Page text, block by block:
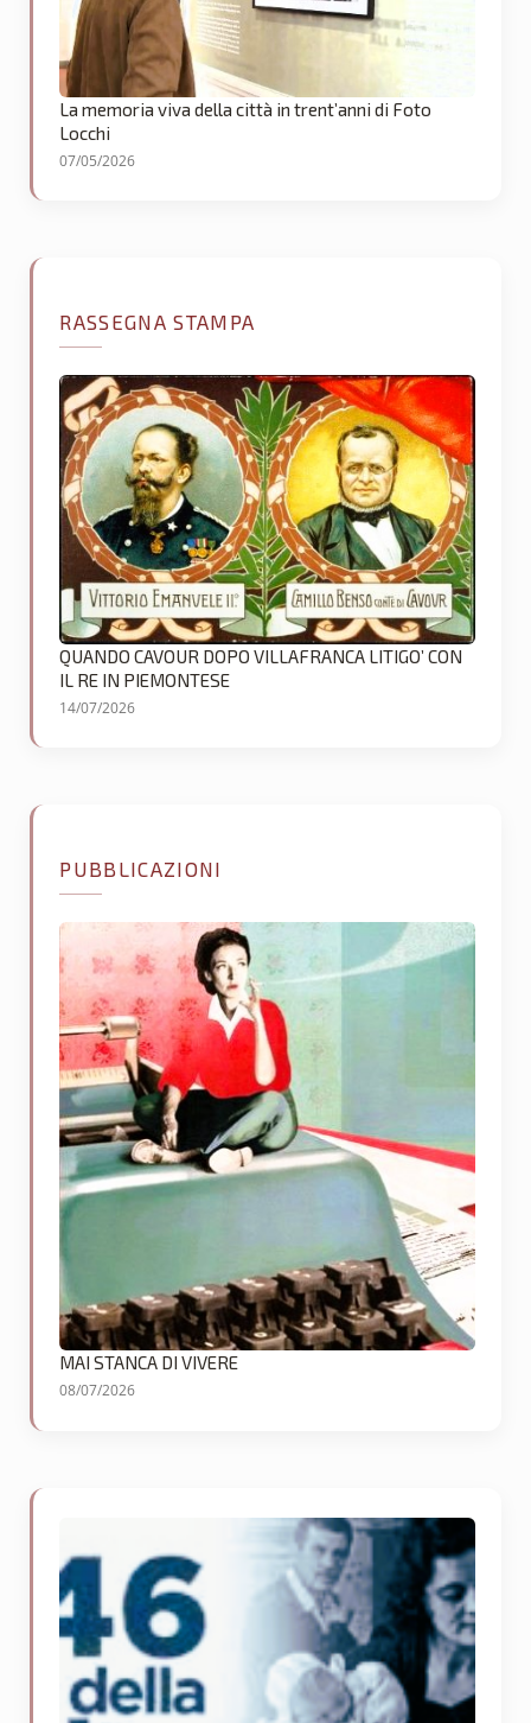
La memoria viva della città in trent’anni di Foto
Locchi
07/05/2026
RASSEGNA STAMPA
QUANDO CAVOUR DOPO VILLAFRANCA LITIGO’ CON
IL RE IN PIEMONTESE
14/07/2026
PUBBLICAZIONI
MAI STANCA DI VIVERE
08/07/2026